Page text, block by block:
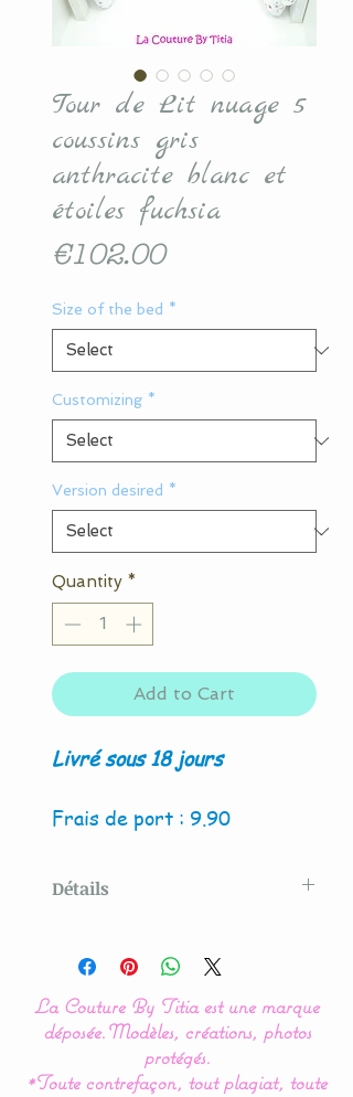
Tour de Lit nuage 5
coussins gris
anthracite blanc et
étoiles fuchsia
€102.00Price
Size of the bed *
Customizing *
Version desired *
Quantity *
Add to Cart
Livré sous 18 jours
Frais de port : 9.90
Détails
Couture By Titia
Ce tour de Lit est composé
de 5 coussins en forme de
nuages pour une déco de
La Couture By Titia est une marque
déposée.Modèles, créations, photos
protégés.
*Toute contrefaçon, tout plagiat, toute